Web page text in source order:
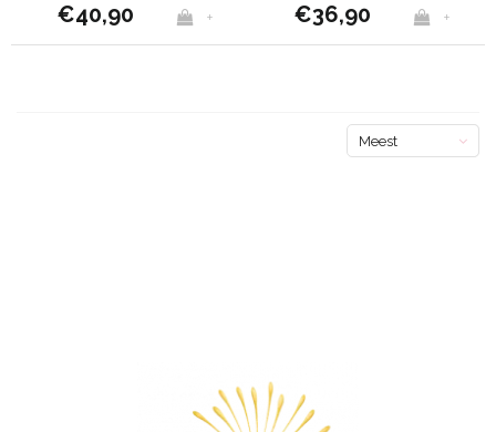
€40,90 + €36,90 +
Meest